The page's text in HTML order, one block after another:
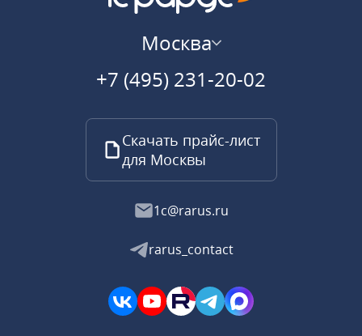
Москва
+7 (495) 231-20-02
Скачать прайс-лист
для Москвы
1c@rarus.ru
rarus_contact